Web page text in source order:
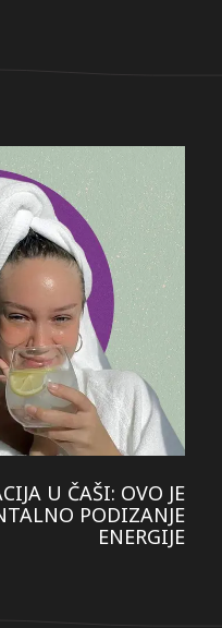
U ČAŠI: OVO JE
PODIZANJE
ENERGIJE